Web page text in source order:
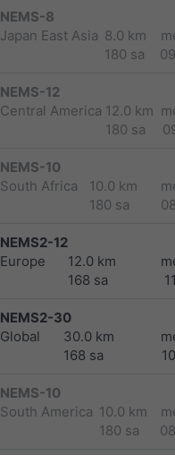
NEMS-8
Japan East Asia 8.0 km
180 sa
NEMS-12
Central America 12.0 km
180 sa
NEMS-10
South Africa
10.0 km
180 sa
NEMS2-12
Europe
12.0 km
168 sa
NEMS2-30
Global
30.0 km
168 sa
NEMS-10
South America 10.0 km
180 sa